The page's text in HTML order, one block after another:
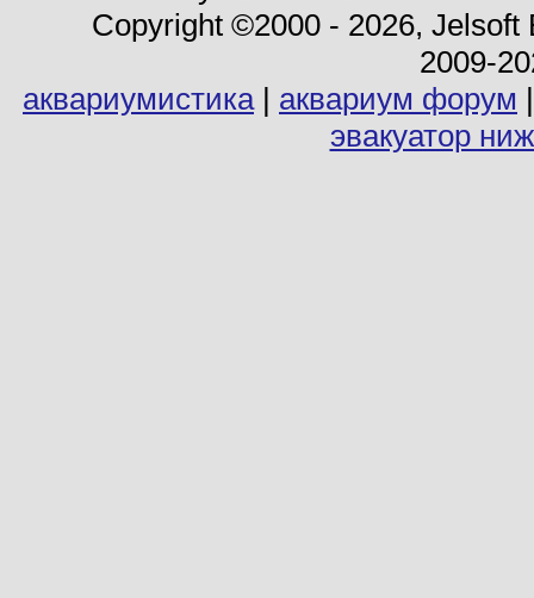
Copyright ©2000 - 2026,
2009-
аквариумистика| аквариум форум
эвакуатор